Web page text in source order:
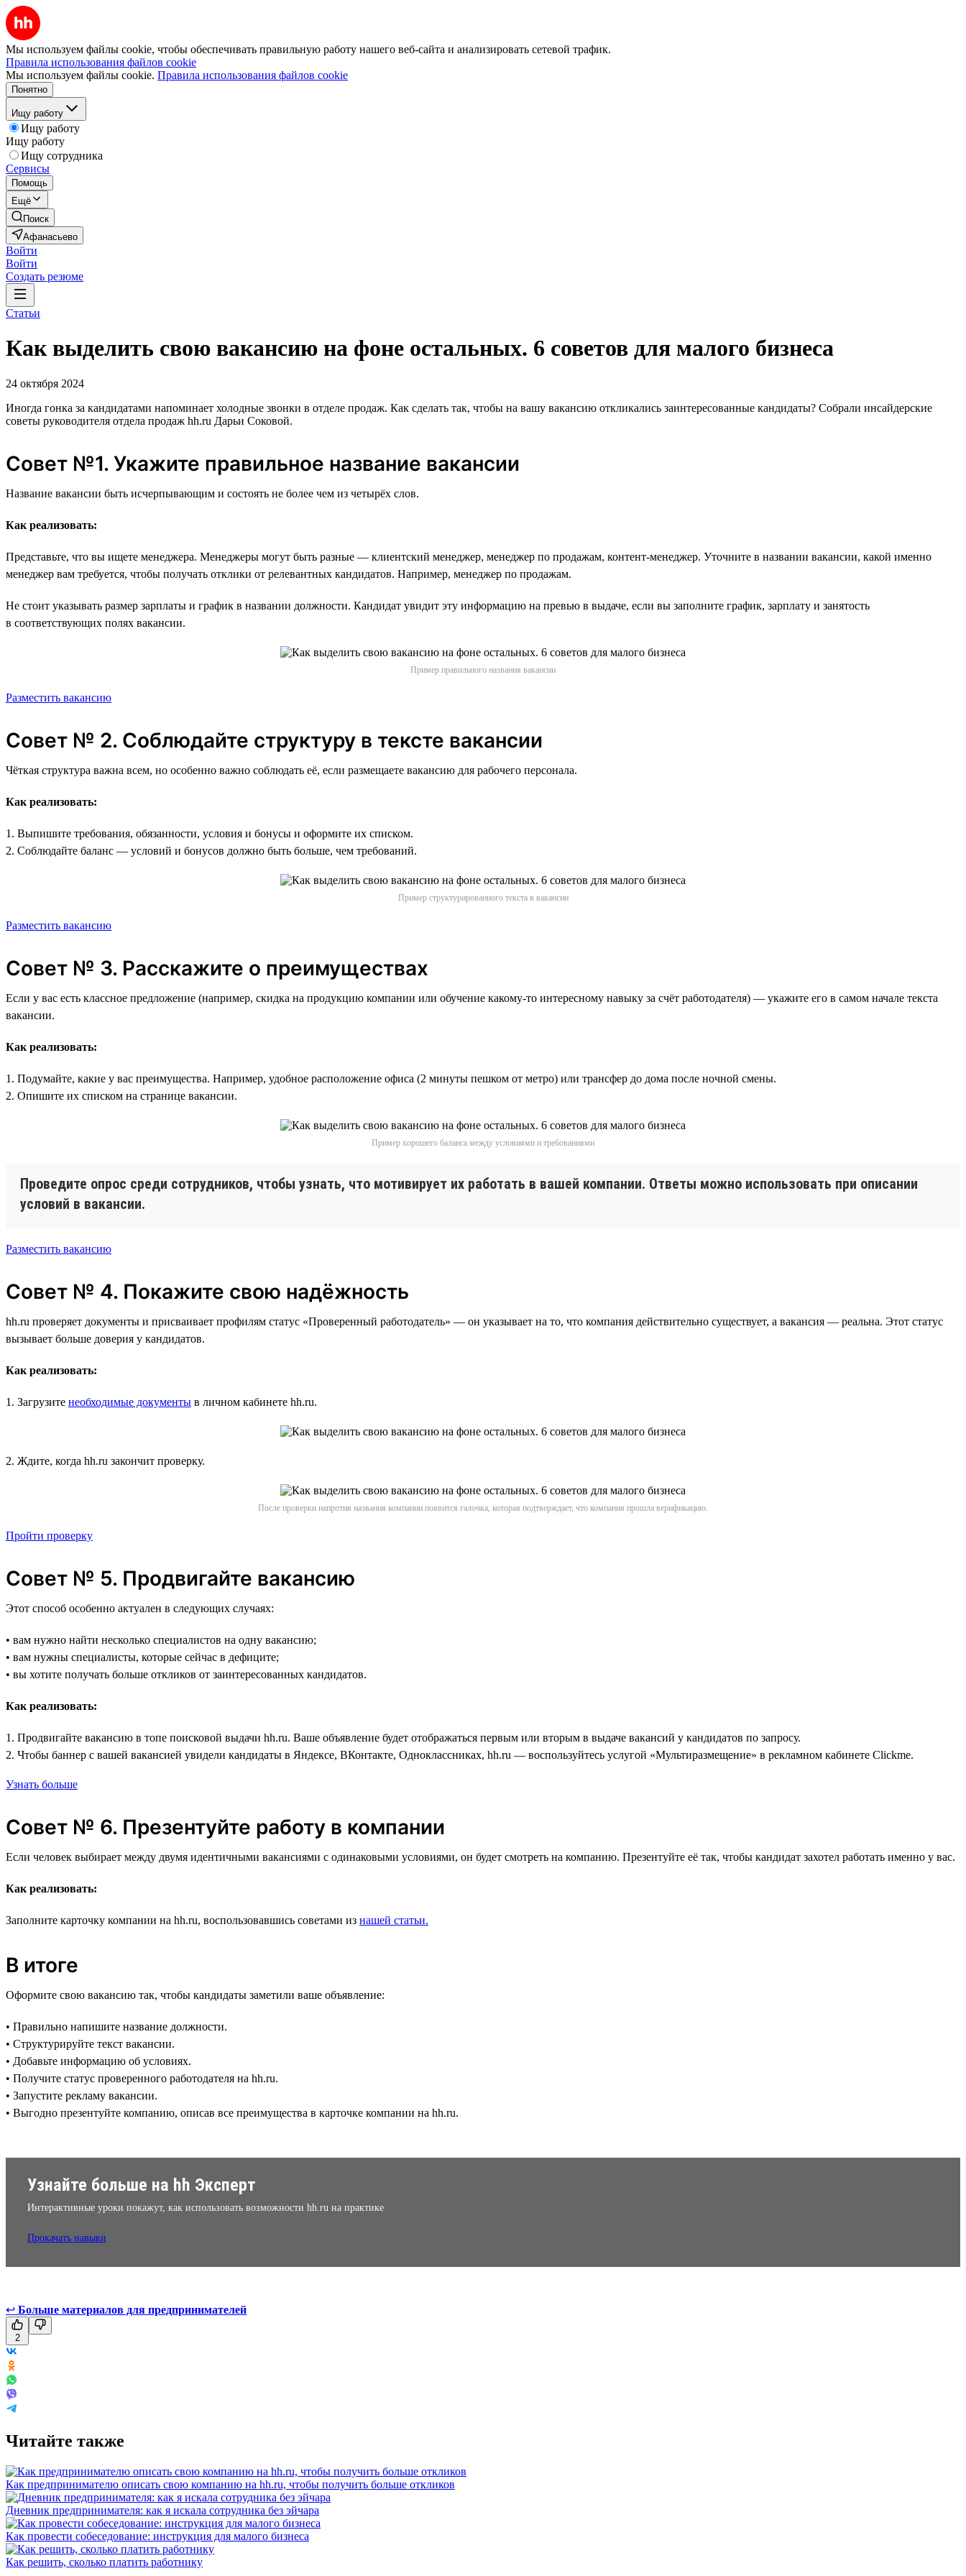
Мы используем файлы cookie, чтобы обеспечивать правильную работу нашего веб-сайта и анализировать сетевой трафик.
Правила использования файлов cookie
Мы используем файлы cookie. Правила использования файлов cookie
Понятно
Ищу работу
Ищу работу
Ищу работу
Ищу сотрудника
Сервисы
Помощь
Ещё
Поиск
Афанасьево
Войти
Войти
Создать резюме
Статьи
Как выделить свою вакансию на фоне остальных. 6 советов для малого бизнеса
24 октября 2024
Иногда гонка за кандидатами напоминает холодные звонки в отделе продаж. Как сделать так, чтобы на вашу вакансию откликались заинтересованные кандидаты? Собрали инсайдерские
советы руководителя отдела продаж hh.ru Дарьи Соковой.
Совет №1. Укажите правильное название вакансии
Название вакансии быть исчерпывающим и состоять не более чем из четырёх слов.
Как реализовать:
Представьте, что вы ищете менеджера. Менеджеры могут быть разные — клиентский менеджер, менеджер по продажам, контент-менеджер. Уточните в названии вакансии, какой именно
менеджер вам требуется, чтобы получать отклики от релевантных кандидатов. Например, менеджер по продажам.
Не стоит указывать размер зарплаты и график в названии должности. Кандидат увидит эту информацию на превью в выдаче, если вы заполните график, зарплату и занятость
в соответствующих полях вакансии.
Пример правильного названия вакансии
Разместить вакансию
Совет № 2. Соблюдайте структуру в тексте вакансии
Чёткая структура важна всем, но особенно важно соблюдать её, если размещаете вакансию для рабочего персонала.
Как реализовать:
1. Выпишите требования, обязанности, условия и бонусы и оформите их списком.
2. Соблюдайте баланс — условий и бонусов должно быть больше, чем требований.
Пример структурированного текста в вакансии
Разместить вакансию
Совет № 3. Расскажите о преимуществах
Если у вас есть классное предложение (например, скидка на продукцию компании или обучение какому-то интересному навыку за счёт работодателя) — укажите его в самом начале текста
вакансии.
Как реализовать:
1. Подумайте, какие у вас преимущества. Например, удобное расположение офиса (2 минуты пешком от метро) или трансфер до дома после ночной смены.
2. Опишите их списком на странице вакансии.
Пример хорошего баланса между условиями и требованиями
Проведите опрос среди сотрудников, чтобы узнать, что мотивирует их работать в вашей компании. Ответы можно использовать при описании
условий в вакансии.
Разместить вакансию
Совет № 4. Покажите свою надёжность
hh.ru проверяет документы и присваивает профилям статус «Проверенный работодатель» — он указывает на то, что компания действительно существует, а вакансия — реальна. Этот статус
вызывает больше доверия у кандидатов.
Как реализовать:
1. Загрузите необходимые документы в личном кабинете hh.ru.
2. Ждите, когда hh.ru закончит проверку.
После проверки напротив названия компании появится галочка, которая подтверждает, что компания прошла верификацию.
Пройти проверку
Совет № 5. Продвигайте вакансию
Этот способ особенно актуален в следующих случаях:
• вам нужно найти несколько специалистов на одну вакансию;
• вам нужны специалисты, которые сейчас в дефиците;
• вы хотите получать больше откликов от заинтересованных кандидатов.
Как реализовать:
1. Продвигайте вакансию в топе поисковой выдачи hh.ru. Ваше объявление будет отображаться первым или вторым в выдаче вакансий у кандидатов по запросу.
2. Чтобы баннер с вашей вакансией увидели кандидаты в Яндексе, ВКонтакте, Одноклассниках, hh.ru — воспользуйтесь услугой «Мультиразмещение» в рекламном кабинете Clickme.
Узнать больше
Совет № 6. Презентуйте работу в компании
Если человек выбирает между двумя идентичными вакансиями с одинаковыми условиями, он будет смотреть на компанию. Презентуйте её так, чтобы кандидат захотел работать именно у вас.
Как реализовать:
Заполните карточку компании на hh.ru, воспользовавшись советами из нашей статьи.
В итоге
Оформите свою вакансию так, чтобы кандидаты заметили ваше объявление:
• Правильно напишите название должности.
• Структурируйте текст вакансии.
• Добавьте информацию об условиях.
• Получите статус проверенного работодателя на hh.ru.
• Запустите рекламу вакансии.
• Выгодно презентуйте компанию, описав все преимущества в карточке компании на hh.ru.
Узнайте больше на hh Эксперт
Интерактивные уроки покажут, как использовать возможности hh.ru на практике
Прокачать навыки
↩ Больше материалов для предпринимателей
2
Читайте также
Как предпринимателю описать свою компанию на hh.ru, чтобы получить больше откликов
Дневник предпринимателя: как я искала сотрудника без эйчара
Как провести собеседование: инструкция для малого бизнеса
Как решить, сколько платить работнику